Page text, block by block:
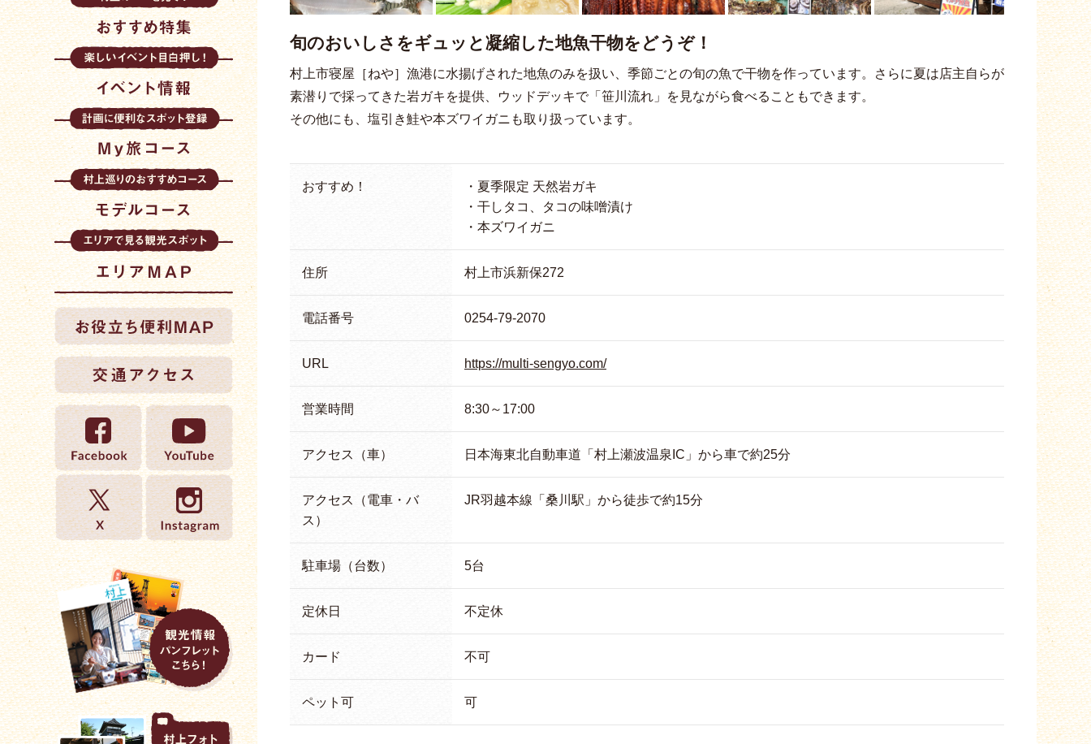
旬のおいしさをギュッと凝縮した地魚干物をどうぞ！
村上市寝屋［ねや］漁港に水揚げされた地魚のみを扱い、季節ごとの旬の魚で干物を作っています。さらに夏は店主自らが
素潜りで採ってきた岩ガキを提供、ウッドデッキで「笹川流れ」を見ながら食べることもできます。
その他にも、塩引き鮭や本ズワイガニも取り扱っています。
おすすめ！
・夏季限定 天然岩ガキ
・干しタコ、タコの味噌漬け
・本ズワイガニ
住所 村上市浜新保272
電話番号 0254-79-2070
URL https://multi-sengyo.com/
営業時間 8:30～17:00
アクセス（車） 日本海東北自動車道「村上瀬波温泉IC」から車で約25分
アクセス（電車・バ
ス）
JR羽越本線「桑川駅」から徒歩で約15分
駐車場（台数） 5台
定休日 不定休
カード 不可
ペット可 可